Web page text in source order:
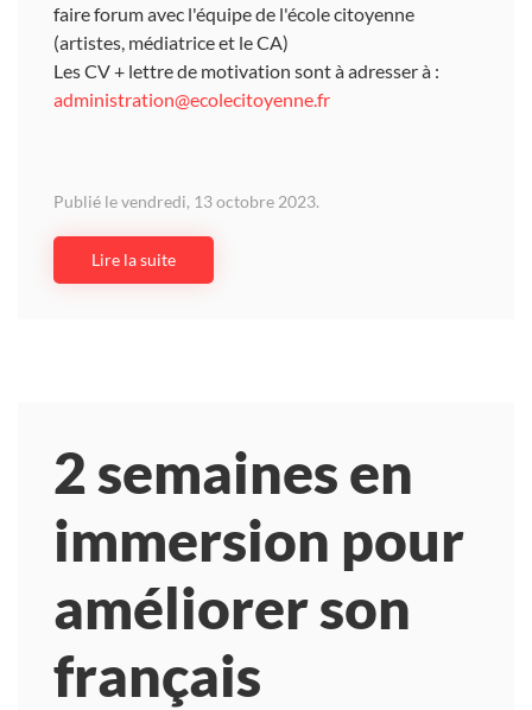
faire forum avec l'équipe de l'école citoyenne
(artistes, médiatrice et le CA)
Les CV + lettre de motivation sont à adresser à :
administration@ecolecitoyenne.fr
Publié le vendredi, 13 octobre 2023.
Lire la suite
2 semaines en
immersion pour
améliorer son
français